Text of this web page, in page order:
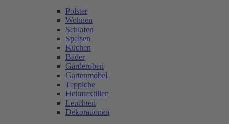
Polster
Wohnen
Schlafen
Speisen
Küchen
Bäder
Garderoben
Gartenmöbel
Teppiche
Heimtextilien
Leuchten
Dekorationen